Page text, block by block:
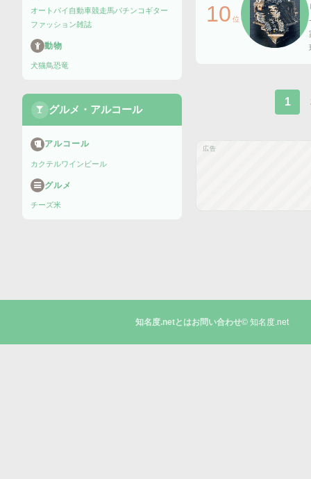
オートバイ 自動車競走馬パチンコ ギター
ファッション雑誌
動物
犬猫鳥恐竜
グルメ・アルコール
アルコール
カクテルワイン ビール
グルメ
チーズ米
10 位
1
広告
知名度.netとはお問い合わせ© 知名度.net